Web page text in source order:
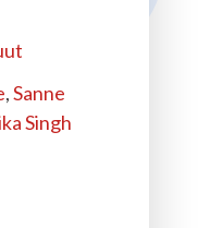
,Sanne
Singh